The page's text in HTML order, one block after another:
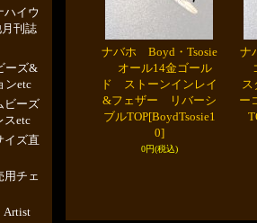
ハイウ
刊誌
ーズ&
ンetc
ビーズ
スetc
イズ直
用チェ
Artist
ナバホ Boyd・Tsosie
オール14金ゴール
ド ストーンインレイ
&フェザー リバーシ
ブルTOP[BoydTsosie1
0]
0円(税込)
ナ
ス
ー